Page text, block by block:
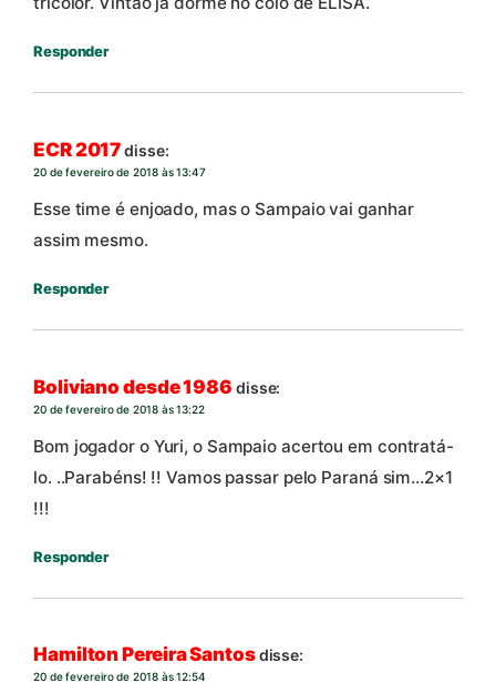
Responder
ECR 2017disse:
20 de fevereiro de 2018 às 13:47
Esse time é enjoado, mas o Sampaio vai ganhar
assim mesmo.
Responder
Boliviano desde 1986 disse:
20 de fevereiro de 2018 às 13:22
Bom jogador o Yuri, o Sampaio acertou em contratá-
lo. ..Parabéns! !! Vamos passar pelo Paraná sim…2×1
!!!
Responder
Hamilton Pereira Santosdisse:
20 de fevereiro de 2018 às 12:54